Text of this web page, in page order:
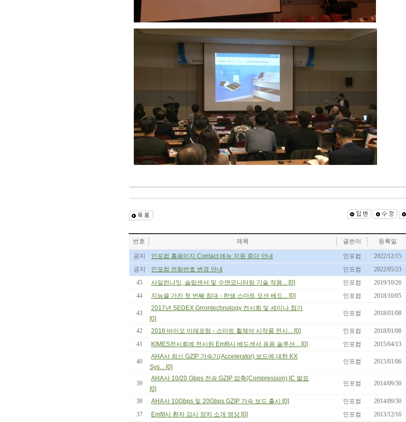
번호 제목 글쓴이 등록일
공지 인포컴 홈페이지 Contact 메뉴 지원 중단 안내 인포컴 2022/12/15
공지
인포컴 전화번호 변경 안내 인포컴 2022/05/23
45
사일런나잇, 슬립센서 및 수면모니터링 기술 적용... [0] 인포컴 2019/10/26
44
지능을 가진 첫 번째 침대 - 한샘 스마트 모션 베드... [0] 인포컴 2018/10/05
43
2017년 SEDEX Grrontechnology 전시회 및 세미나 참가
[0]
인포컴 2018/01/08
42 2016 바이오 미래포럼 - 스마트 휠체어 시작품 전시... [0] 인포컴 2018/01/08
41
KIMES전시회에 전시된 Emfit사 베드센서 응용 솔루션... [0] 인포컴 2015/04/13
40
AHA사 최신 GZIP 가속기(Accelerator) 보드에 대한 KX
Sys... [0]
인포컴 2015/01/06
39
AHA사 10/20 Gbps 전송 GZIP 압축(Compression) IC 발표
[0]
인포컴 2014/09/30
38 AHA사 10Gbps 및 20Gbps GZIP 가속 보드 출시 [0] 인포컴 2014/09/30
37
Emfit사 환자 감시 장치 소개 영상 [0] 인포컴 2013/12/16